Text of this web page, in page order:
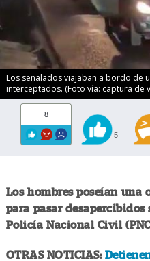
Los señalados viajaban a bordo de
interceptados. (Foto vía: captura de
8
5
Los hombres poseían una
para pasar
Policía Nacional Civil
OTRAS NOTICIAS: